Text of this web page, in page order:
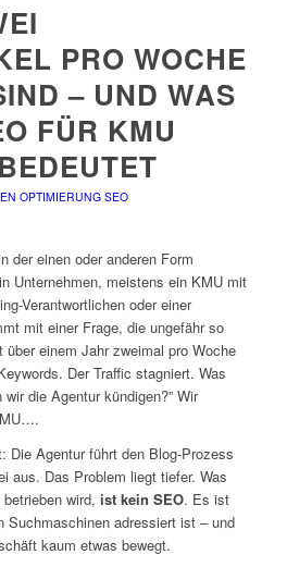
PRO WOCHE
– UND WAS
FÜR KMU
OPTIMIERUNG SEO
der einen oder anderen Form
Unternehmen, meistens ein KMU mit
Verantwortlichen oder einer
mit einer Frage, die ungefähr so
über einem Jahr zweimal pro Woche
Der Traffic stagniert. Was
die Agentur kündigen?” Wir
Die Agentur führt den Blog-Prozess
aus. Das Problem liegt tiefer. Was
wird, ist kein SEO. Es ist
Suchmaschinen adressiert ist – und
kaum etwas bewegt.